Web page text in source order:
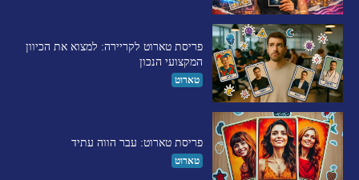
פריסת טארוט לקריירה: למצוא את הכיוון
המקצועי הנכון
טארוט
פריסת טארוט: עבר הווה עתיד
טארוט